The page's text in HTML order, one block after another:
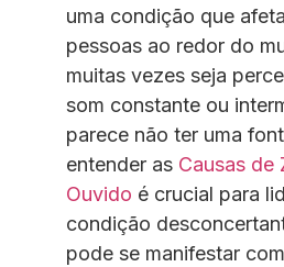
uma condição que
pessoas ao redor do
muitas vezes seja
som constante ou
parece não ter uma
entender as Causas de
Ouvido é crucial para
condição
pode se manifestar